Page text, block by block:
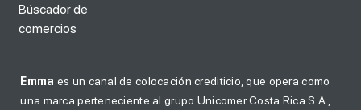
Búscador de
comercios
Emma es un canal de colocación crediticio, que opera como
una marca perteneciente al grupo Unicomer Costa Rica S.A.,